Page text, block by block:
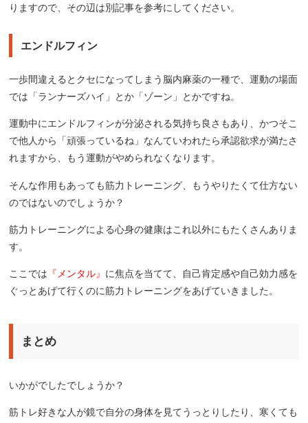
りますので、その辺は別記事を参考にしてください。
エンドルフィン
一歩間違えるとクセになってしまう脳内麻薬の一種で、運動の場面
では「ランナーズハイ」とか「ゾーン」とかですね。
運動中にエンドルフィンが分泌される気持ち良さもあり、かつそこ
で他人から「頑張っているね」なんていわれたら承認欲求が満たさ
れますから、もう運動がやめられなくなります。
そんな作用もあっても筋力トレーニング、もうやりたくて仕方ない
のではないのでしょうか？
筋力トレーニングによる心身の健康はこれ以外にもたくさんありま
す。
ここでは 『メンタル』 に焦点を当てて、自己肯定感や自己効力感を
ぐっとあげて行くのに筋力トレーニングをあげていきました。
まとめ
いかがでしたでしょうか？
筋トレ好きな人が鏡で自分の身体を見てうっとりしたり、寒くても